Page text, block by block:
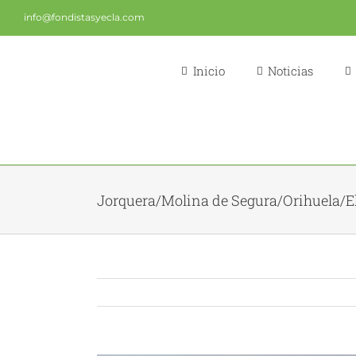
Saltarinfo@fondistasyecla.com
Inicio Noticias
Jorquera/Molina de Segura/Orihuela/